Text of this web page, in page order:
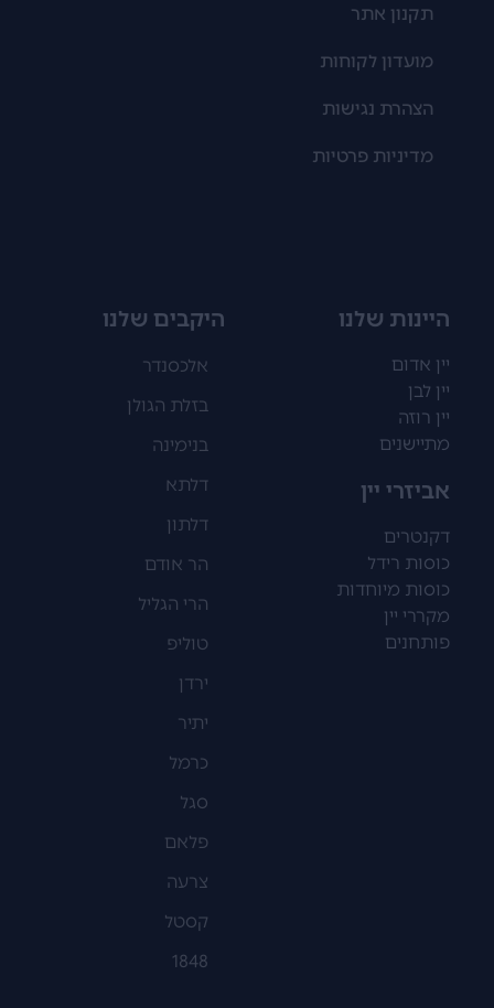
תקנון אתר
מועדון לקוחות
הצהרת נגישות
מדיניות פרטיות
היינות שלנו
יין אדום
יין לבן
יין רוזה
מתיישנים
אביזרי יין
דקנטרים
כוסות רידל
כוסות מיוחדות
מקררי יין
פותחנים
היקבים שלנו
אלכסנדר
בזלת הגולן
בנימינה
דלתא
דלתון
הר אודם
הרי הגליל
טוליפ
ירדן
יתיר
כרמל
סגל
פלאם
צרעה
קסטל
1848